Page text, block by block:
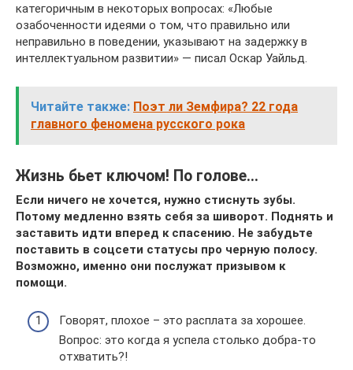
категоричным в некоторых вопросах: «Любые
озабоченности идеями о том, что правильно или
неправильно в поведении, указывают на задержку в
интеллектуальном развитии» — писал Оскар Уайльд.
Читайте также: Поэт ли Земфира? 22 года
главного феномена русского рока
Жизнь бьет ключом! По голове…
Если ничего не хочется, нужно стиснуть зубы.
Потому медленно взять себя за шиворот. Поднять и
заставить идти вперед к спасению. Не забудьте
поставить в соцсети статусы про черную полосу.
Возможно, именно они послужат призывом к
помощи.
Говорят, плохое – это расплата за хорошее.
Вопрос: это когда я успела столько добра-то
отхватить?!